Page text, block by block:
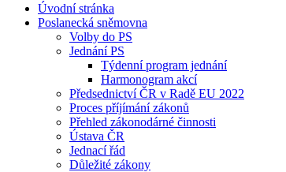
Úvodní stránka
Poslanecká sněmovna
Volby do PS
Jednání PS
Týdenní program jednání
Harmonogram akcí
Předsednictví ČR v Radě EU 2022
Proces příjímání zákonů
Přehled zákonodárné činnosti
Ústava ČR
Jednací řád
Důležité zákony